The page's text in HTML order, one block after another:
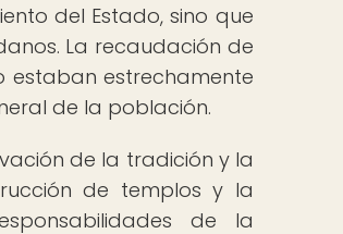
del Estado, sino que
La recaudación de
estaban estrechamente
de la población.
de la tradición y la
de templos y la
de la